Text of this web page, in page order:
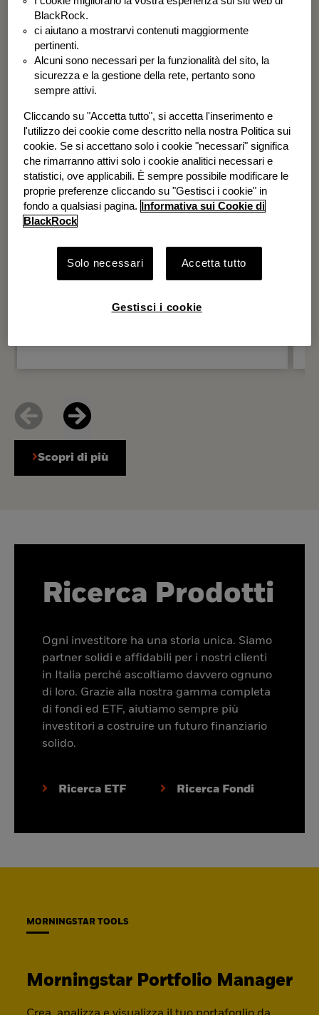
disciplinato e coerente nel tempo.
BSF Systematic World Equity Fund
BGF Systematic Global Equity High
Income Fund
Scopri di più
Ricerca Prodotti
Ogni investitore ha una storia unica. Siamo
partner solidi e affidabili per i nostri clienti
in Italia perché ascoltiamo davvero ognuno
di loro. Grazie alla nostra gamma completa
di fondi ed ETF, aiutiamo sempre più
investitori a costruire un futuro finanziario
solido.
Ricerca ETF Ricerca Fondi
MORNINGSTAR TOOLS
Morningstar Portfolio Manager
BlackRock.
ci aiutano a mostrarvi contenuti maggiormente
pertinenti.
Alcuni sono necessari per la funzionalità del sito, la
sicurezza e la gestione della rete, pertanto sono
sempre attivi.
Cliccando su "Accetta tutto", si accetta l'inserimento e
l'utilizzo dei cookie come descritto nella nostra Politica sui
cookie. Se si accettano solo i cookie "necessari" significa
che rimarranno attivi solo i cookie analitici necessari e
statistici, ove applicabili. È sempre possibile modificare le
proprie preferenze cliccando su "Gestisci i cookie" in
fondo a qualsiasi pagina.
Informativa sui Cookie di
BlackRock
Solo necessari Accetta tutto
Gestisci i cookie